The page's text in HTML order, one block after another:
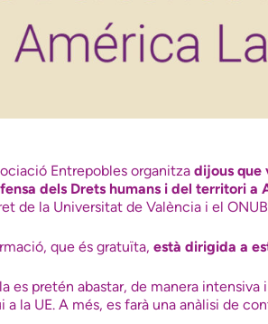
Entrepobles organitzadijous que
dels Drets humans i del territori a
de la Universitat de València i el
que és gratuïta,està dirigida a
es pretén abastar, de manera
a la UE. A més, es farà una anàlisi de